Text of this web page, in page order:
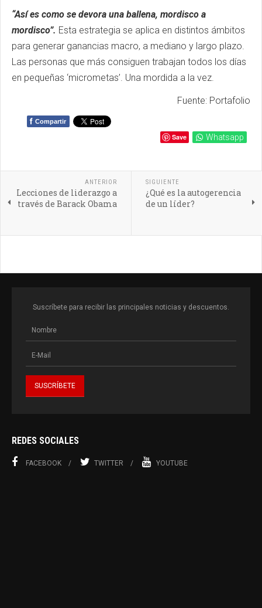
“Así es como se devora una ballena, mordisco a
mordisco”. Esta estrategia se aplica en distintos ámbitos
para generar ganancias macro, a mediano y largo plazo.
Las personas que más consiguen trabajan todos los días
en pequeñas ‘micrometas’. Una mordida a la vez.
Fuente: Portafolio
f Compartir
Save Whatsapp
ANTERIOR
Lecciones de liderazgo a
través de Barack Obama
SIGUIENTE
¿Qué es la autogerencia
de un líder?
Suscríbete para recibir las principales noticias y descuentos.
REDES SOCIALES
FACEBOOK TWITTER YOUTUBE